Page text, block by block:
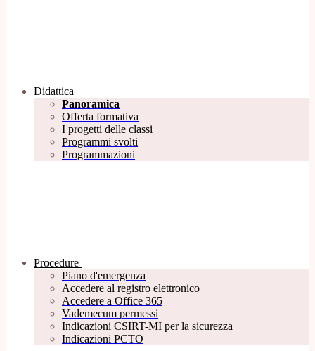
Didattica
Panoramica
Offerta formativa
I progetti delle classi
Programmi svolti
Programmazioni
Procedure
Piano d'emergenza
Accedere al registro elettronico
Accedere a Office 365
Vademecum permessi
Indicazioni CSIRT-MI per la sicurezza
Indicazioni PCTO